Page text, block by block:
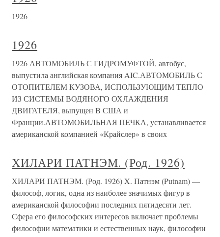
1926
1926
1926 АВТОМОБИЛЬ С ГИДРОМУФТОЙ, автобус,
выпустила английская компания AIC.АВТОМОБИЛЬ С
ОТОПИТЕЛЕМ КУЗОВА, ИСПОЛЬЗУЮЩИМ ТЕПЛО
ИЗ СИСТЕМЫ ВОДЯНОГО ОХЛАЖДЕНИЯ
ДВИГАТЕЛЯ, выпущен В США и
Франции.АВТОМОБИЛЬНАЯ ПЕЧКА, устанавливается
американской компанией «Крайслер» в своих
ХИЛАРИ ПАТНЭМ. (Род. 1926)
ХИЛАРИ ПАТНЭМ. (Род. 1926) X. Патнэм (Putnam) —
философ, логик, одна из наиболее значимых фигур в
американской философии последних пятидесяти лет.
Сфера его философских интересов включает проблемы
философии математики и естественных наук, философии